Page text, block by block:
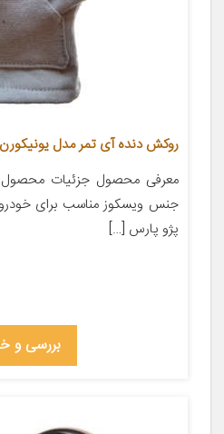
روکش دنده آی تمر مدل یونیکورن
پژو پارس […]
بررسی و